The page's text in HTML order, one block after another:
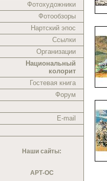
Фотохудожники
Фотообзоры
Нартский эпос
Ссылки
Организации
Национальный
колорит
Гостевая книга
Форум
E-mail
Наши сайты:
АРТ-ОС